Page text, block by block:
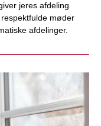
jeres afdeling
møder
afdelinger.